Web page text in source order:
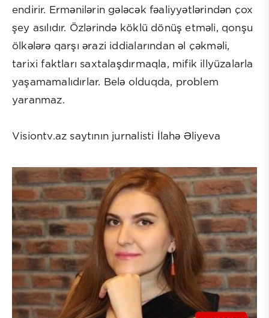
endirir. Ermənilərin gələcək fəaliyyətlərindən çox
şey asılıdır. Özlərində köklü dönüş etməli, qonşu
ölkələrə qarşı ərazi iddialarından əl çəkməli,
tarixi faktları saxtalaşdırmaqla, mifik illyüzalarla
yaşamamalıdırlar. Belə olduqda, problem
yaranmaz.
Visiontv.az saytının jurnalisti İlahə Əliyeva